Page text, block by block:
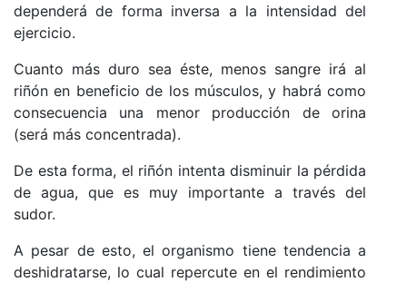
dependerá de forma inversa a la intensidad del
ejercicio.
Cuanto más duro sea éste, menos sangre irá al
riñón en beneficio de los músculos, y habrá como
consecuencia una menor producción de orina
(será más concentrada).
De esta forma, el riñón intenta disminuir la pérdida
de agua, que es muy importante a través del
sudor.
A pesar de esto, el organismo tiene tendencia a
deshidratarse, lo cual repercute en el rendimiento